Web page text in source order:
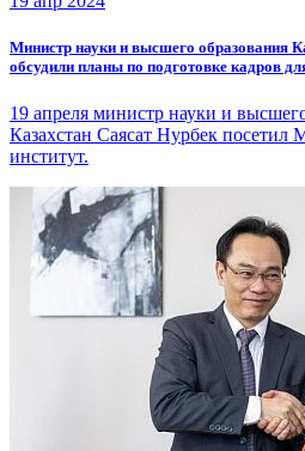
Министр науки и высшего образования
обсудили планы по подготовке кадров
19 апреля министр науки и
Казахстан Саясат Нурбек
институт.